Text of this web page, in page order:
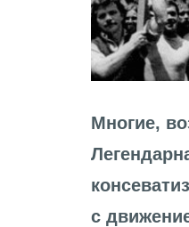
Многие,
с